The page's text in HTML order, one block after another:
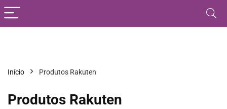
Início Produtos Rakuten
Produtos Rakuten